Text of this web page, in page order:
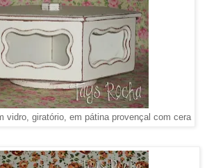
vidro, giratório, em pátina provençal com cera